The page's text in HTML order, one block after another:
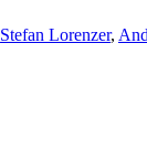
Stefan Lorenzer,